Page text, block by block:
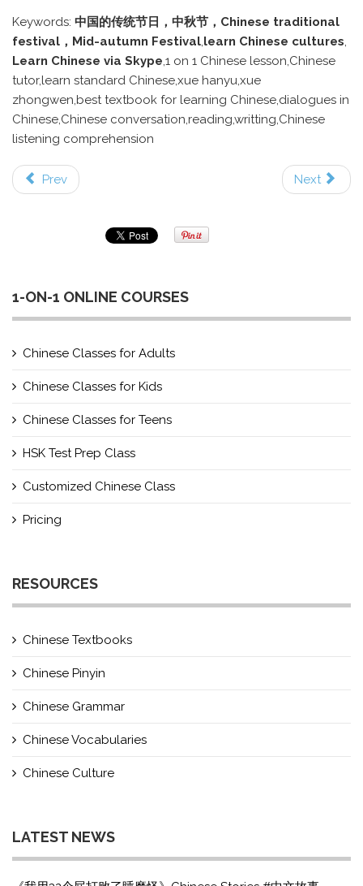
Keywords: 中国的传统节日，中秋节，Chinese traditional
festival，Mid-autumn Festival,learn Chinese cultures,
Learn Chinese via Skype,1 on 1 Chinese lesson,Chinese
tutor,learn standard Chinese,xue hanyu,xue
zhongwen,best textbook for learning Chinese,dialogues in
Chinese,Chinese conversation,reading,writting,Chinese
listening comprehension
Prev Next
1-ON-1 ONLINE COURSES
Chinese Classes for Adults
Chinese Classes for Kids
Chinese Classes for Teens
HSK Test Prep Class
Customized Chinese Class
Pricing
RESOURCES
Chinese Textbooks
Chinese Pinyin
Chinese Grammar
Chinese Vocabularies
Chinese Culture
LATEST NEWS